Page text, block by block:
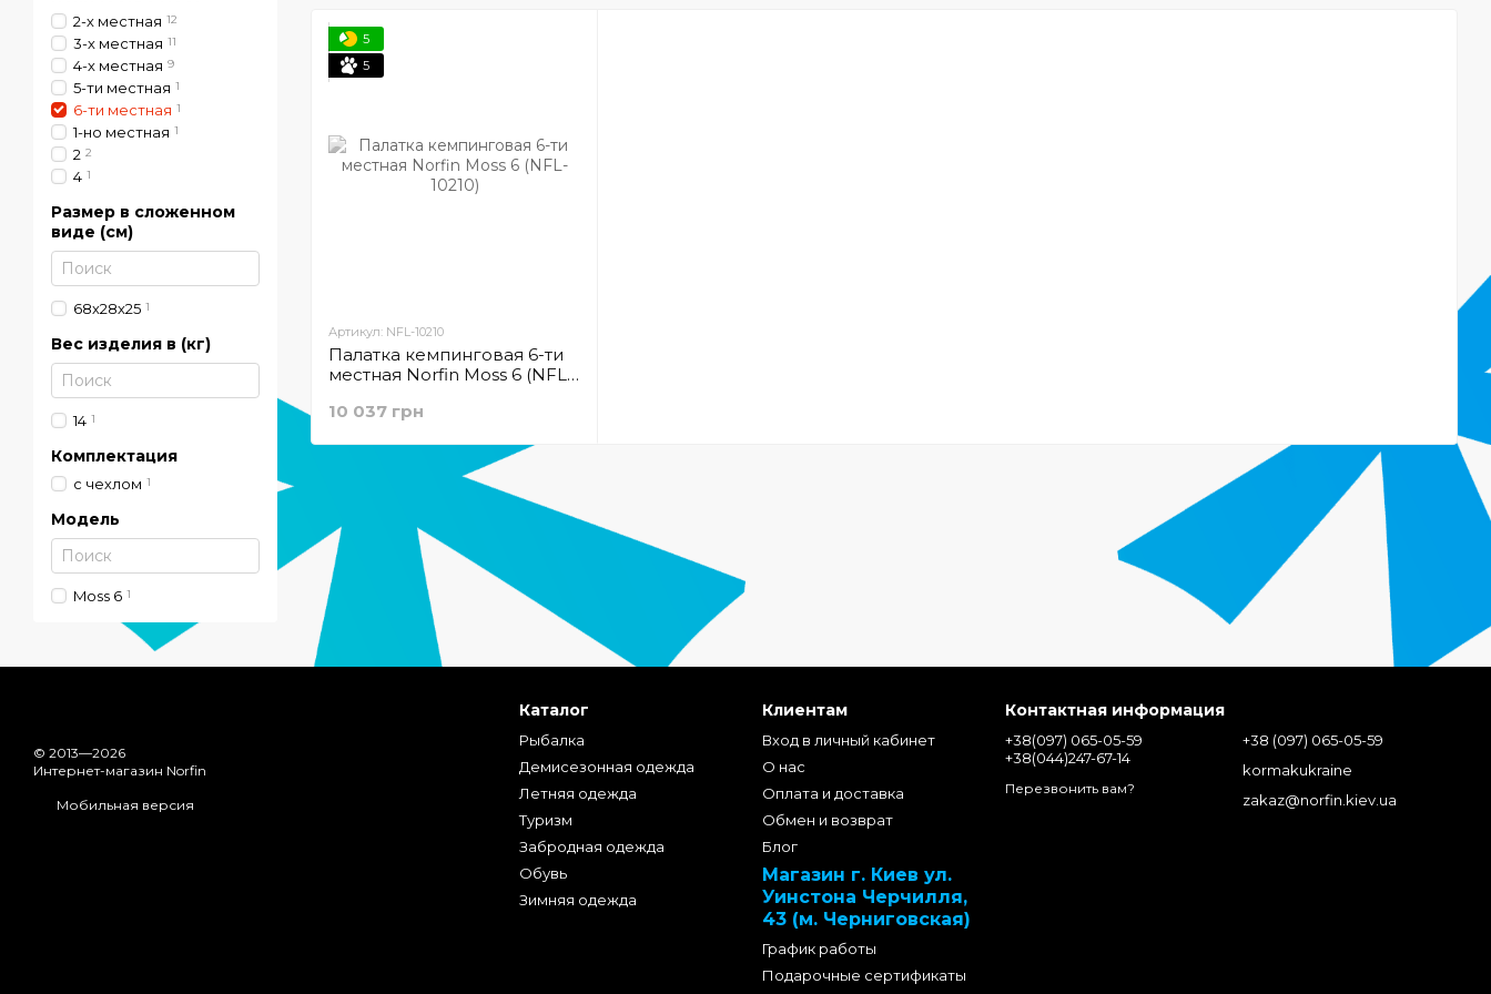
5
5
Артикул: NFL-10210
Палатка кемпинговая 6-ти
местная Norfin Moss 6 (NFL-
10 037 грн
2-х местная 12
3-х местная 11
4-х местная 9
5-ти местная 1
6-ти местная 1
1-но местная 1
2 2
4 1
Размер в сложенном
виде (см)
68х28х25 1
Вес изделия в (кг)
14 1
Комплектация
с чехлом 1
Модель
Moss 6 1
© 2013—2026
Интернет-магазин Norfin
Мобильная версия
Каталог
Рыбалка
Демисезонная одежда
Летняя одежда
Туризм
Забродная одежда
Обувь
Зимняя одежда
Клиентам
Вход в личный кабинет
О нас
Оплата и доставка
Обмен и возврат
Блог
Магазин г. Киев ул.
Уинстона Черчилля,
43 (м. Черниговская)
График работы
Подарочные сертификаты
Контактная информация
+38(097) 065-05-59
+38(044)247-67-14
Перезвонить вам?
+38 (097) 065-05-59
kormakukraine
zakaz@norfin.kiev.ua